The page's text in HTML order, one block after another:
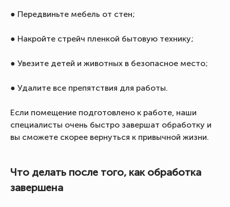
● Передвиньте мебель от стен;
● Накройте стрейч пленкой бытовую технику;
● Увезите детей и животных в безопасное место;
● Удалите все препятствия для работы.
Если помещение подготовлено к работе, наши
специалисты очень быстро завершат обработку и
вы сможете скорее вернуться к привычной жизни.
Что делать после того, как обработка
завершена